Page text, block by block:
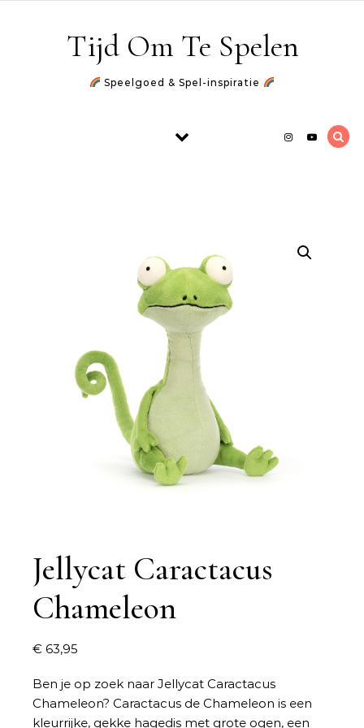
Tijd Om Te Spelen
Speelgoed & Spel-inspiratie
Jellycat Caractacus
Chameleon
€ 63,95
Ben je op zoek naar Jellycat Caractacus
Chameleon? Caractacus de Chameleon is een
kleurrijke, gekke hagedis met grote ogen, een